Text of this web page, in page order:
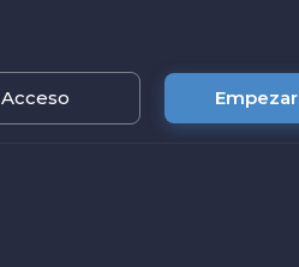
Precios
Acceso Empezar